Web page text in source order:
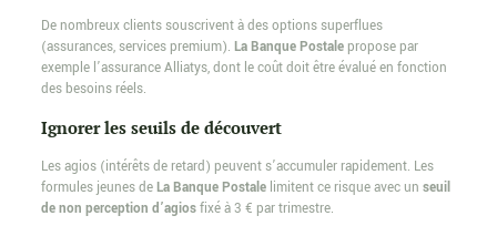
De nombreux clients souscrivent à des options superflues
(assurances, services premium). La Banque Postalepropose par
exemple l’assurance Alliatys, dont le coût doit être évalué en fonction
des besoins réels.
Ignorer les seuils de découvert
Les agios (intérêts de retard) peuvent s’accumuler rapidement. Les
formules jeunes deLa Banque Postalelimitent ce risque avec un seuil
de non perception d’agiosfixé à 3 € par trimestre.